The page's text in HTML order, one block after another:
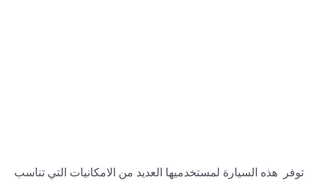
توفر هذه السيارة لمستخدميها العديد من الامكانيات التي تناسب